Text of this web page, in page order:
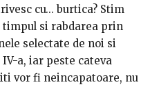
cu… burtica? Stim
timpul si rabdarea prin
selectate de noi si
a, iar peste cateva
vor fi neincapatoare, nu